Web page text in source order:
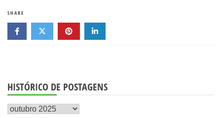
SHARE
HISTÓRICO DE POSTAGENS
Histórico